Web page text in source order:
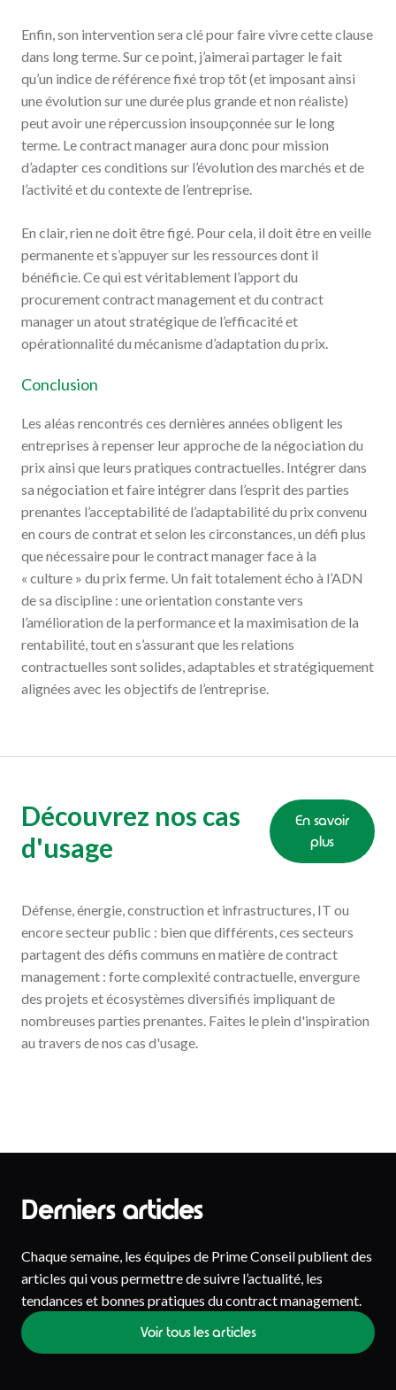
Enfin, son intervention sera clé pour faire vivre cette clause
dans long terme. Sur ce point, j’aimerai partager le fait
qu’un indice de référence fixé trop tôt (et imposant ainsi
une évolution sur une durée plus grande et non réaliste)
peut avoir une répercussion insoupçonnée sur le long
terme. Le contract manager aura donc pour mission
d’adapter ces conditions sur l’évolution des marchés et de
l’activité et du contexte de l’entreprise.
En clair, rien ne doit être figé. Pour cela, il doit être en veille
permanente et s’appuyer sur les ressources dont il
bénéficie. Ce qui est véritablement l’apport du
procurement contract management et du contract
manager un atout stratégique de l’efficacité et
opérationnalité du mécanisme d’adaptation du prix.
Conclusion
Les aléas rencontrés ces dernières années obligent les
entreprises à repenser leur approche de la négociation du
prix ainsi que leurs pratiques contractuelles. Intégrer dans
sa négociation et faire intégrer dans l’esprit des parties
prenantes l’acceptabilité de l’adaptabilité du prix convenu
en cours de contrat et selon les circonstances, un défi plus
que nécessaire pour le contract manager face à la
« culture » du prix ferme. Un fait totalement écho à l’ADN
de sa discipline : une orientation constante vers
l’amélioration de la performance et la maximisation de la
rentabilité, tout en s’assurant que les relations
contractuelles sont solides, adaptables et stratégiquement
alignées avec les objectifs de l’entreprise.
Découvrez nos cas
d'usage
En savoir
plus
Défense, énergie, construction et infrastructures, IT ou
encore secteur public : bien que différents, ces secteurs
partagent des défis communs en matière de contract
management : forte complexité contractuelle, envergure
des projets et écosystèmes diversifiés impliquant de
nombreuses parties prenantes. Faites le plein d'inspiration
au travers de nos cas d'usage.
Derniers articles
Chaque semaine, les équipes de Prime Conseil publient des
articles qui vous permettre de suivre l’actualité, les
tendances et bonnes pratiques du contract management.
Voir tous les articles